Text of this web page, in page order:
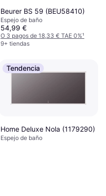
Beurer BS 59 (BEU58410)
Espejo de baño
54,99 €
O 3 pagos de 18,33 € TAE 0%¹
9+ tiendas
Tendencia
Home Deluxe Nola (1179290)
Espejo de baño